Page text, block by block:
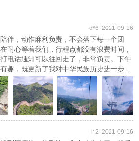
前一天与您联系，自行集合产品导游提前
去集合点集合。
价格。
，超过1.2米现补儿童门票。
运车辆不得超员，如违规扣6分并处罚金2
出团旅游的游客，儿童必须占座位！
游可根据天气、交通等实际情况并征得客
）前，请务必仔细阅读
游文明公约，使您的旅程顺利圆满完成，
手册》 ，请您认真阅读并切实遵守。
d*6 2021-09-16
伴，动作麻利负责，不会落下每一个团
耐心等着我们，行程点都没有浪费时间，
电话通知可以往回走了，非常负责。下午
趣，既更新了我对中华民族历史进一步认
，和各个景色的由来和传说，非常亨受的
己瞎逛强多了。全程没有强制消费，非常
，总体超赞越来越好非常满意，非常推
体验很棒，再次推荐！！！
l*2 2021-09-16